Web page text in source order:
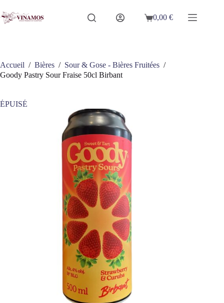
au
contenu
Panier
0,00€
Accueil / Bières / Sour & Gose - Bières Fruitées /
Goody Pastry Sour Fraise 50cl Birbant
ÉPUISÉ